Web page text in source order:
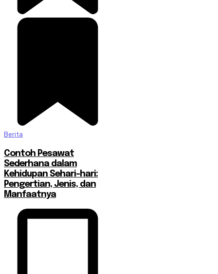
Berita
Contoh Pesawat
Sederhana dalam
Kehidupan Sehari-hari:
Pengertian, Jenis, dan
Manfaatnya